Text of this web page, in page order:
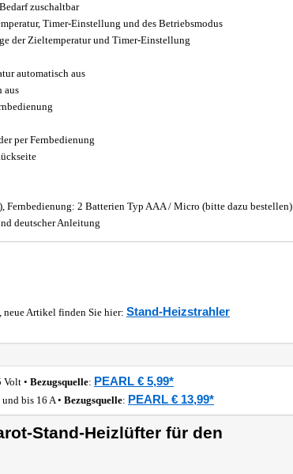
zuschaltbar
Timer-Einstellung und des Betriebsmodus
der Zieltemperatur und Timer-Einstellung
automatisch aus
aus
per Fernbedienung
Fernbedienung: 2 Batterien Typ AAA / Micro (bitte dazu bestellen)
deutscher Anleitung
Artikel finden Sie hier: Stand-Heizstrahler
• Bezugsquelle: PEARL € 5,99*
bis 16 A • Bezugsquelle: PEARL € 13,99*
Stand-Heizlüfter für den